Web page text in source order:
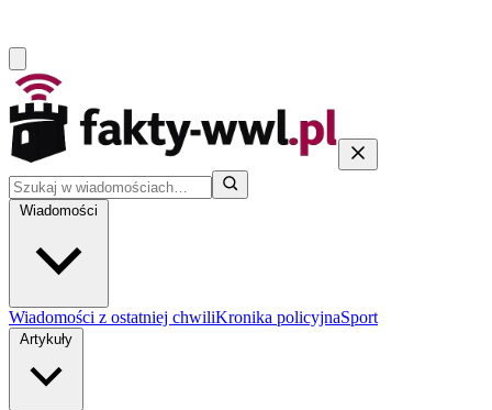
Wiadomości
Wiadomości z ostatniej chwiliKronika policyjnaSport
Artykuły